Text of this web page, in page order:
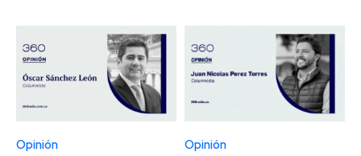
Opinión Opinión